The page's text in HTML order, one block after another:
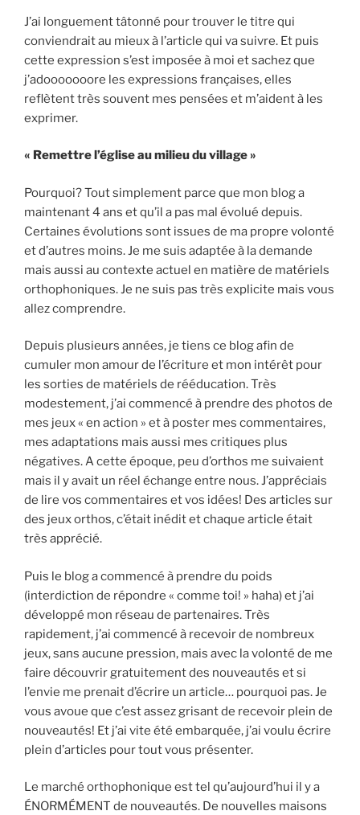
J’ai longuement tâtonné pour trouver le titre qui
conviendrait au mieux à l’article qui va suivre. Et puis
cette expression s’est imposée à moi et sachez que
j’adooooooore les expressions françaises, elles
reflètent très souvent mes pensées et m’aident à les
exprimer.
« Remettre l’église au milieu du village »
Pourquoi? Tout simplement parce que mon blog a
maintenant 4 ans et qu’il a pas mal évolué depuis.
Certaines évolutions sont issues de ma propre volonté
et d’autres moins. Je me suis adaptée à la demande
mais aussi au contexte actuel en matière de matériels
orthophoniques. Je ne suis pas très explicite mais vous
allez comprendre.
Depuis plusieurs années, je tiens ce blog afin de
cumuler mon amour de l’écriture et mon intérêt pour
les sorties de matériels de rééducation. Très
modestement, j’ai commencé à prendre des photos de
mes jeux « en action » et à poster mes commentaires,
mes adaptations mais aussi mes critiques plus
négatives. A cette époque, peu d’orthos me suivaient
mais il y avait un réel échange entre nous. J’appréciais
de lire vos commentaires et vos idées! Des articles sur
des jeux orthos, c’était inédit et chaque article était
très apprécié.
Puis le blog a commencé à prendre du poids
(interdiction de répondre « comme toi! » haha) et j’ai
développé mon réseau de partenaires. Très
rapidement, j’ai commencé à recevoir de nombreux
jeux, sans aucune pression, mais avec la volonté de me
faire découvrir gratuitement des nouveautés et si
l’envie me prenait d’écrire un article… pourquoi pas. Je
vous avoue que c’est assez grisant de recevoir plein de
nouveautés! Et j’ai vite été embarquée, j’ai voulu écrire
plein d’articles pour tout vous présenter.
Le marché orthophonique est tel qu’aujourd’hui il y a
ÉNORMÉMENT de nouveautés. De nouvelles maisons